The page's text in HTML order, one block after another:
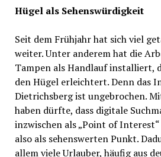
Hügel als Sehenswürdigkeit
Seit dem Frühjahr hat sich viel
weiter. Unter anderem hat die
Tampen als Handlauf installiert,
den Hügel erleichtert. Denn das
Dietrichsberg ist ungebrochen.
haben dürfte, dass digitale
inzwischen als „Point of Interest“
also als sehenswerten Punkt.
allem viele Urlauber, häufig aus